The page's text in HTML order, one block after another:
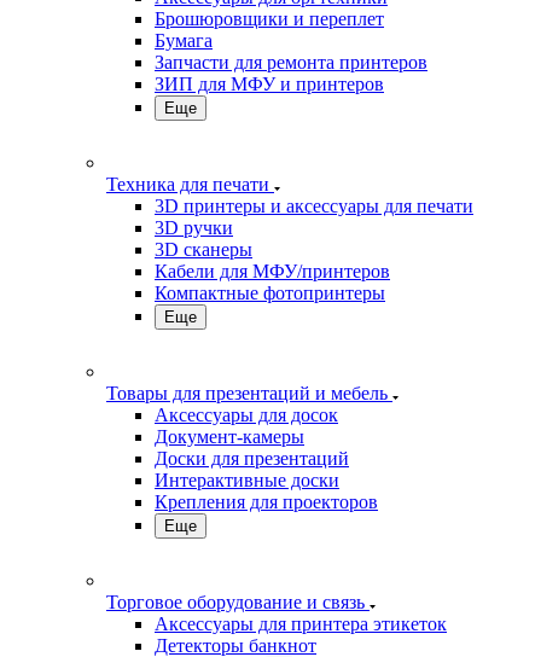
Брошюровщики и переплет
Бумага
Запчасти для ремонта принтеров
ЗИП для МФУ и принтеров
Еще
Техника для печати
3D принтеры и аксессуары для печати
3D ручки
3D сканеры
Кабели для МФУ/принтеров
Компактные фотопринтеры
Еще
Товары для презентаций и мебель
Аксессуары для досок
Документ-камеры
Доски для презентаций
Интерактивные доски
Крепления для проекторов
Еще
Торговое оборудование и связь
Аксессуары для принтера этикеток
Детекторы банкнот